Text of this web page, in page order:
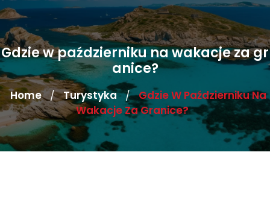
Gdzie w październiku na wakacje za gr
anice?
Home / Turystyka / Gdzie W Październiku Na
Wakacje Za Granice?